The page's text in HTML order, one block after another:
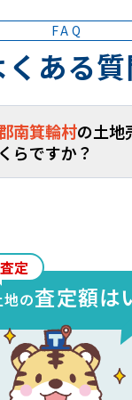
FAQ
くある
南箕輪村の土地
らですか？
～約
定
地の査定額は